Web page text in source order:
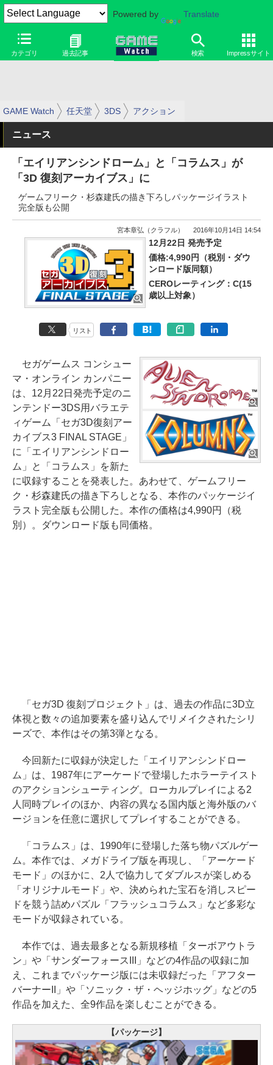
Powered by Translate
カテゴリ 過去記事 検索 Impressサイト
GAME Watch 任天堂 3DS アクション
ニュース
「エイリアンシンドローム」と「コラムス」が
「3D 復刻アーカイブス」に
ゲームフリーク・杉森建氏の描き下ろしパッケージイラスト
完全版も公開
宮本章弘（クラフル） 2016年10月14日 14:54
12月22日 発売予定
価格:4,990円（税別・ダウ
ンロード版同額）
CEROレーティング：C(15
歳以上対象）
リスト
セガゲームス コンシュー
マ・オンライン カンパニー
は、12月22日発売予定のニ
ンテンドー3DS用バラエテ
ィゲーム「セガ3D復刻アー
カイブス3 FINAL STAGE」
に「エイリアンシンドロー
ム」と「コラムス」を新た
に収録することを発表した。あわせて、ゲームフリー
ク・杉森建氏の描き下ろしとなる、本作のパッケージイ
ラスト完全版も公開した。本作の価格は4,990円（税
別）。ダウンロード版も同価格。
「セガ3D 復刻プロジェクト」は、過去の作品に3D立
体視と数々の追加要素を盛り込んでリメイクされたシリ
ーズで、本作はその第3弾となる。
今回新たに収録が決定した「エイリアンシンドロー
ム」は、1987年にアーケードで登場したホラーテイスト
のアクションシューティング。ローカルプレイによる2
人同時プレイのほか、内容の異なる国内版と海外版のバ
ージョンを任意に選択してプレイすることができる。
「コラムス」は、1990年に登場した落ち物パズルゲー
ム。本作では、メガドライブ版を再現し、「アーケード
モード」のほかに、2人で協力してダブルスが楽しめる
「オリジナルモード」や、決められた宝石を消しスピー
ドを競う詰めパズル「フラッシュコラムス」など多彩な
モードが収録されている。
本作では、過去最多となる新規移植「ターボアウトラ
ン」や「サンダーフォースIII」などの4作品の収録に加
え、これまでパッケージ版には未収録だった「アフター
バーナーII」や「ソニック・ザ・ヘッジホッグ」などの5
作品を加えた、全9作品を楽しむことができる。
【パッケージ】